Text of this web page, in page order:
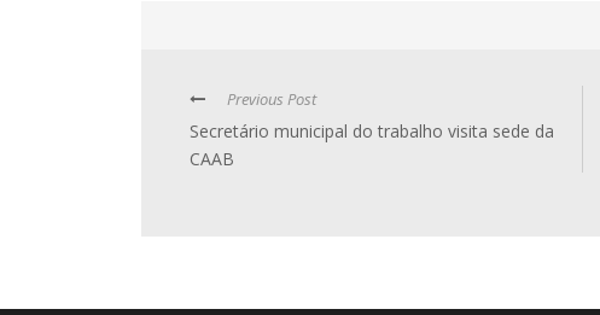
Previous Post
Secretário municipal do trabalho visita sede da
CAAB